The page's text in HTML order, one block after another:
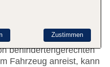
Safe sicher
WLAN erhalten die
Die Unterbringung
behindertengerechten
Fahrzeug anreist, kann
Zustimmen